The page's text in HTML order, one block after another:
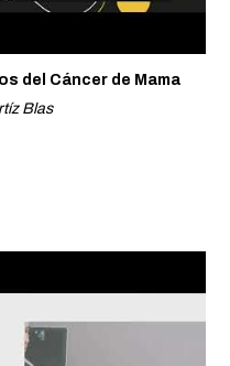
del Cáncer de Mama
Blas